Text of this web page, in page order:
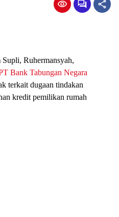
Ruhermansyah,
Bank Tabungan Negara
terkait dugaan tindakan
kredit pemilikan rumah